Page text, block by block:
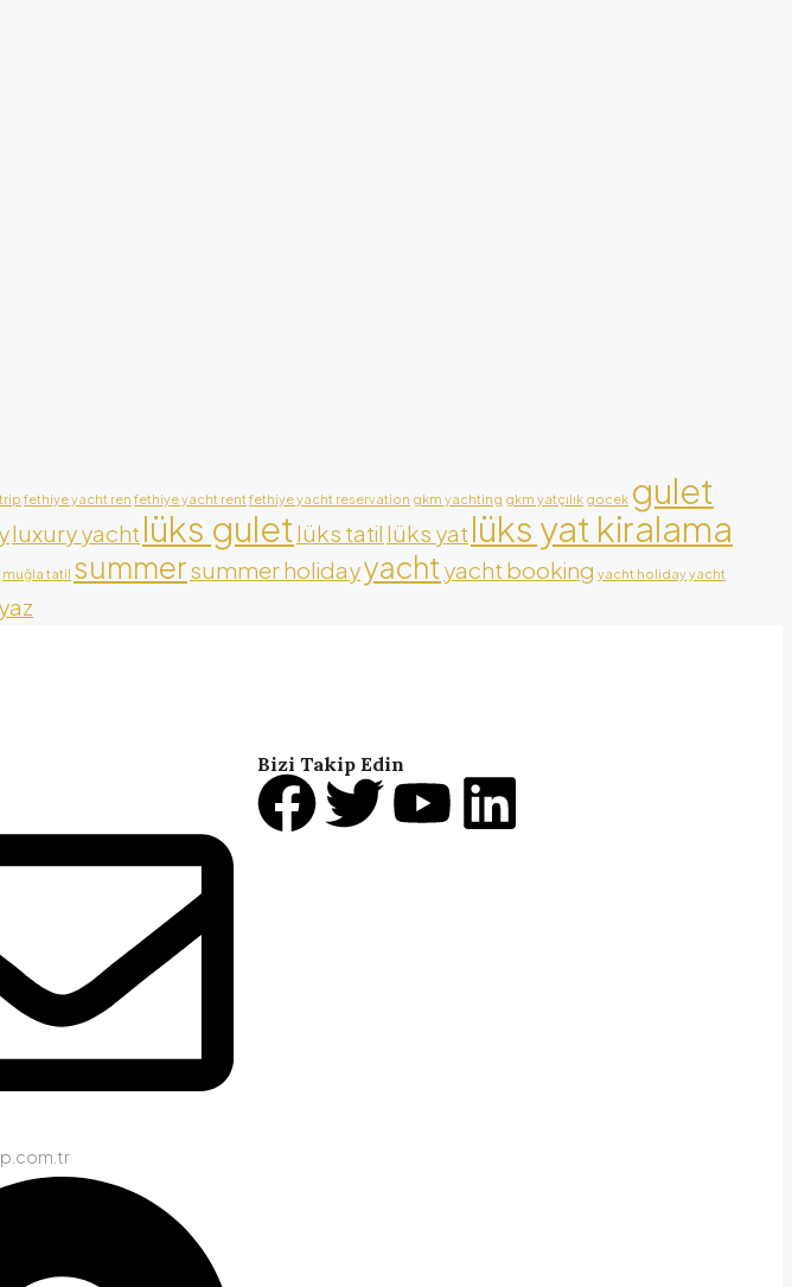
fethiye yacht ren fethiye yacht rent fethiye yacht reservation gkm yachting gkm yatçılık gocek gulet
luxury yacht lüks guletlüks tatil lüks yat lüks yat kiralama
muğla tatil summersummer holidayyacht yacht booking yacht holidayyacht
yaz
Bizi Takip Edin